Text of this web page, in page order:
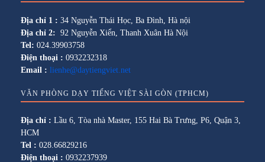
Địa chỉ 1 : 34 Nguyễn Thái Học, Ba Đình, Hà nội
Địa chỉ 2: 92 Nguyễn Xiển, Thanh Xuân Hà Nội
Tel: 024.39903758
Điện thoại : 0932232318
Email : lienhe@daytiengviet.net
VĂN PHÒNG DẠY TIẾNG VIỆT SÀI GÒN (TPHCM)
Địa chỉ : Lầu 6, Tòa nhà Master, 155 Hai Bà Trưng, P6, Quận 3,
HCM
Tel : 028.66829216
Điện thoại : 0932237939